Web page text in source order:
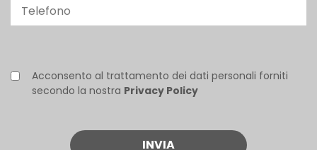
Acconsento al trattamento dei dati personali forniti
secondo la nostra Privacy Policy